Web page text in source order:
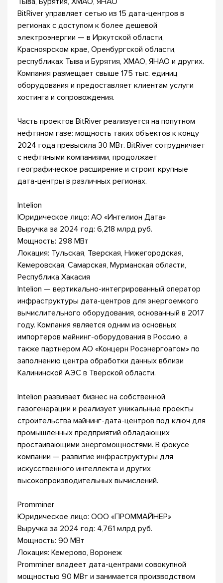
BitRiver управляет сетью из 15 дата-центров в
регионах с доступом к более дешевой
электроэнергии — в Иркутской области,
Красноярском крае, Оренбургской области,
республиках Тыва и Бурятия, ХМАО, ЯНАО и других.
Компания размещает свыше 175 тыс. единиц
оборудования и предоставляет клиентам услуги
хостинга и сопровождения.
Часть проектов BitRiver реализуется на попутном
нефтяном газе: мощность таких объектов к концу
2024 года превысила 30 МВт. BitRiver сотрудничает
с нефтяными компаниями, продолжает
географическое расширение и строит крупные
дата-центры в различных регионах.
Intelion
Юридическое лицо: АО «Интелион Дата»
Выручка за 2024 год: 6,218 млрд руб.
Мощность: 298 МВт
Локация: Тульская, Тверская, Нижегородская,
Кемеровская, Самарская, Мурманская области,
Республика Хакасия
Intelion — вертикально-интегрированный оператор
инфраструктуры дата-центров для энергоемкого
вычислительного оборудования, основанный в 2017
году. Компания является одним из основных
импортеров майнинг-оборудования в Россию, а
также партнером АО «Концерн Росэнергоатом» по
заполнению центра обработки данных вблизи
Калининской АЭС в Тверской области.
Intelion развивает бизнес на собственной
газогенерации и реализует уникальные проекты
строительства майнинг-дата-центров под ключ для
промышленных предприятий обладающих
простаивающими энергомощностями. В фокусе
компании — развитие инфраструктуры для
искусственного интеллекта и других
высокопроизводительных вычислений.
Promminer
Юридическое лицо: ООО «ПРОММАЙНЕР»
Выручка за 2024 год: 4,761 млрд руб.
Мощность: 90 МВт
Локация: Кемерово, Воронеж
Promminer владеет дата-центрами совокупной
мощностью 90 МВт и занимается производством